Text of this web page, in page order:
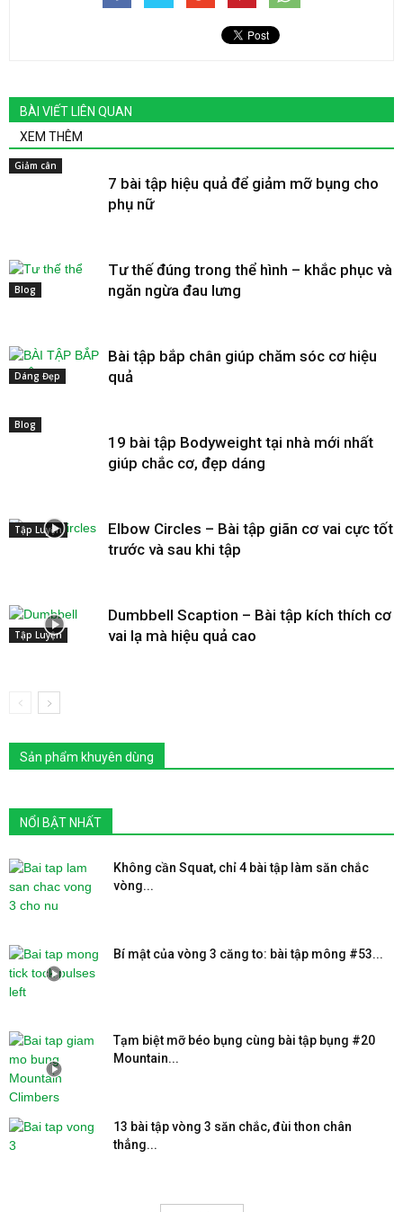
BÀI VIẾT LIÊN QUAN
XEM THÊM
Giảm cân
7 bài tập hiệu quả để giảm mỡ bụng cho
phụ nữ
Blog
Tư thế đúng trong thể hình – khắc phục và
ngăn ngừa đau lưng
Dáng Đẹp
Bài tập bắp chân giúp chăm sóc cơ hiệu
quả
Blog
19 bài tập Bodyweight tại nhà mới nhất
giúp chắc cơ, đẹp dáng
Tập Luyện
Elbow Circles – Bài tập giãn cơ vai cực tốt
trước và sau khi tập
Tập Luyện
Dumbbell Scaption – Bài tập kích thích cơ
vai lạ mà hiệu quả cao
Sản phẩm khuyên dùng
NỔI BẬT NHẤT
Không cần Squat, chỉ 4 bài tập làm săn chắc
vòng...
Bí mật của vòng 3 căng to: bài tập mông #53...
Tạm biệt mỡ béo bụng cùng bài tập bụng #20
Mountain...
13 bài tập vòng 3 săn chắc, đùi thon chân
thẳng...